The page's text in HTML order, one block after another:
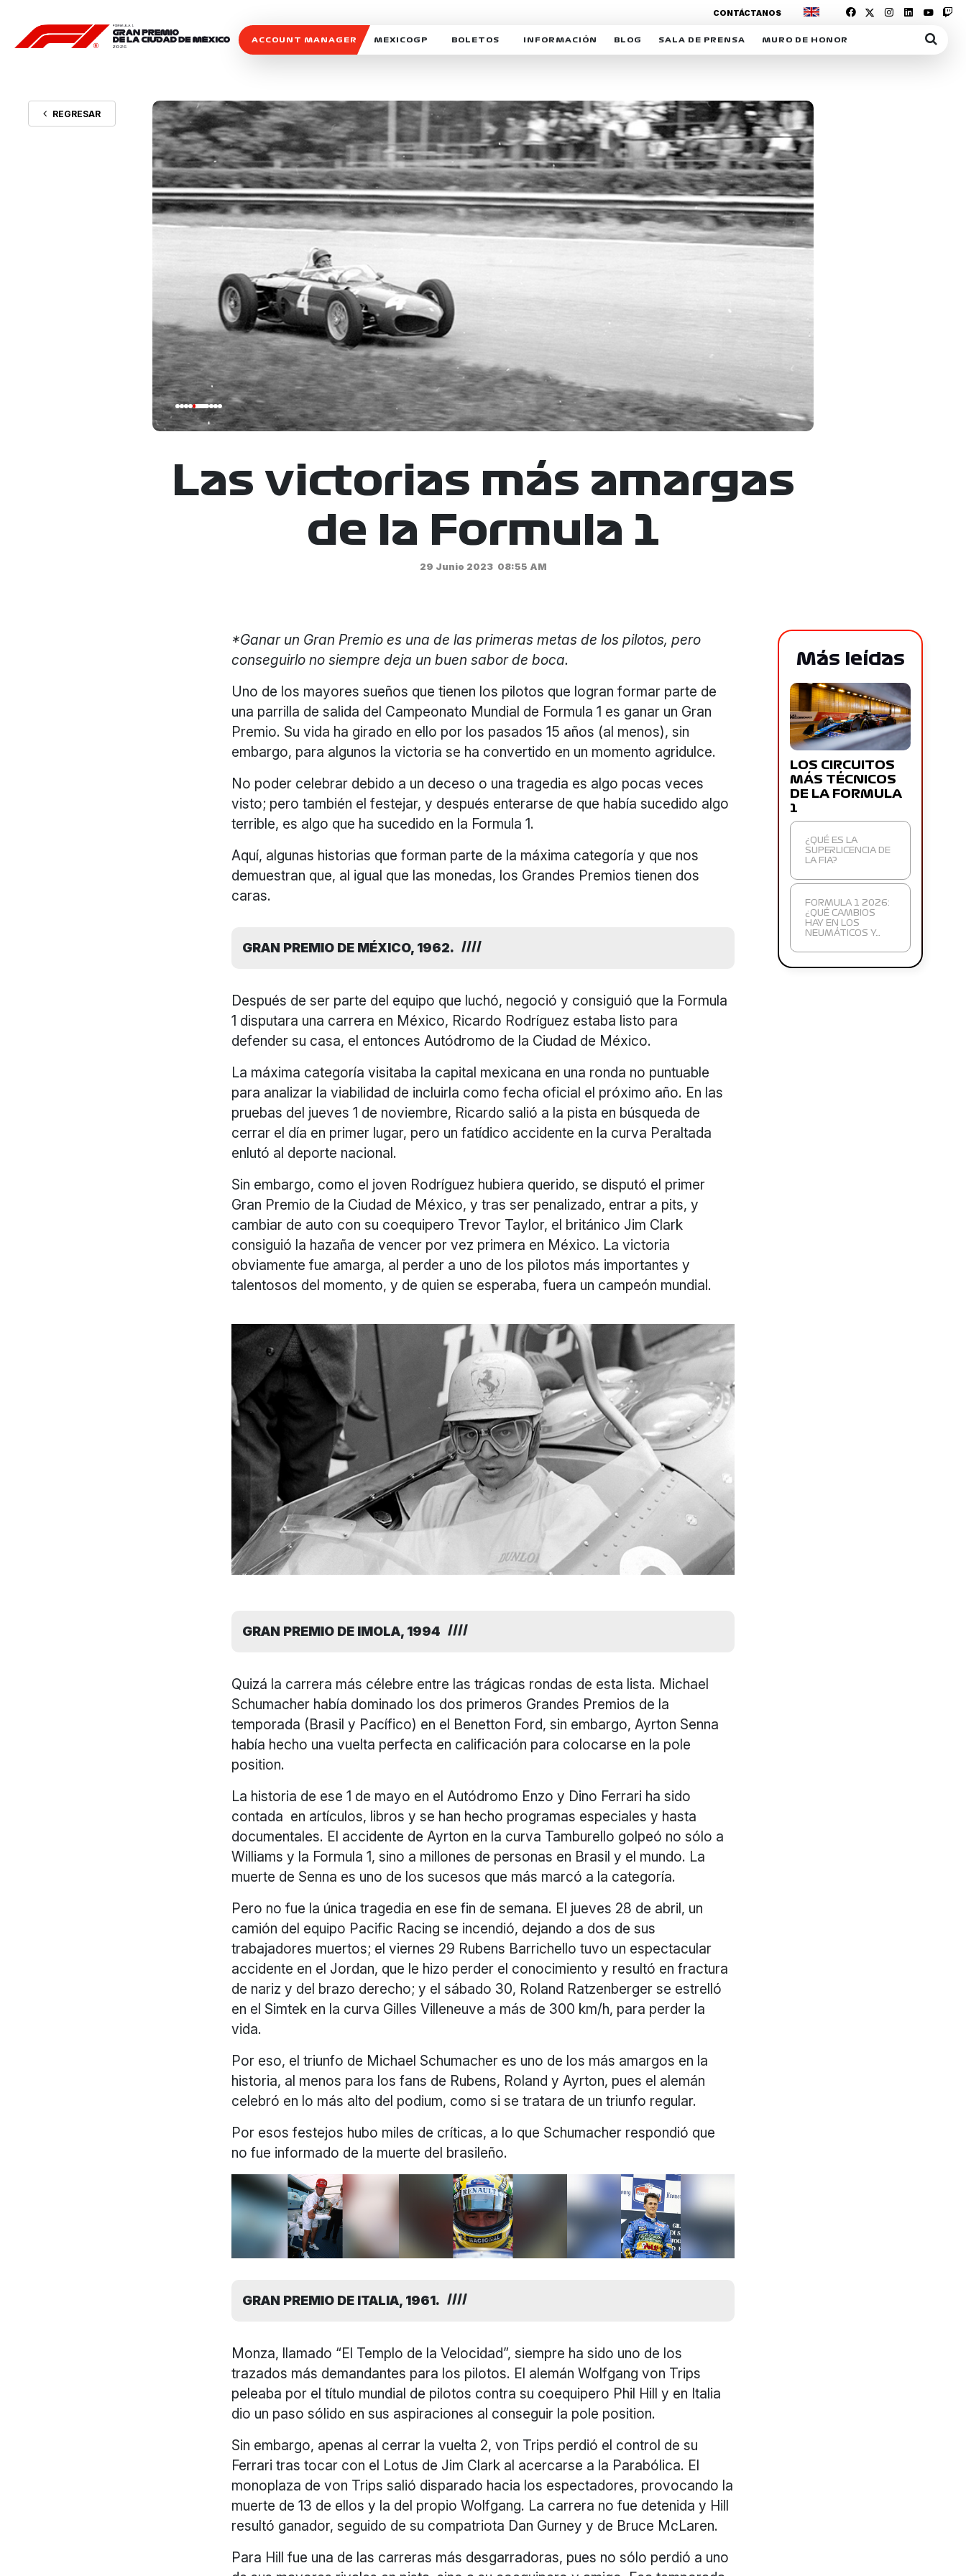
ACCOUNT MANAGER MEXICOGP
SOSTENIBILIDAD
CELEBRA CON NOSOTROS
BOLETOS INFORMACIÓN
DERECHO DE PRIMERA OPCIÓN
REFORESTEMOS JUNTOS
MOTORSPORT ACADEMY
VOLUNTARIOS
EXPOSICIÓN FOTOGRÁFICA
CAMPEONATO
BLOG
MEXICOGP
INTERACTIVOS
SALA DE PRENSA
ACREDITACIONES
MURO DE HONOR
CONTÁCTANOS
REGRESAR
Las victorias más amargas
de la Formula 1
29 Junio 2023 08:55 AM
*Ganar un Gran Premio es una de las primeras metas de los pilotos, pero
conseguirlo no siempre deja un buen sabor de boca.
Uno de los mayores sueños que tienen los pilotos que logran formar parte de
una parrilla de salida del Campeonato Mundial de Formula 1 es ganar un Gran
Premio. Su vida ha girado en ello por los pasados 15 años (al menos), sin
embargo, para algunos la victoria se ha convertido en un momento agridulce.
No poder celebrar debido a un deceso o una tragedia es algo pocas veces
visto; pero también el festejar, y después enterarse de que había sucedido algo
terrible, es algo que ha sucedido en la Formula 1.
Aquí, algunas historias que forman parte de la máxima categoría y que nos
demuestran que, al igual que las monedas, los Grandes Premios tienen dos
caras.
GRAN PREMIO DE MÉXICO, 1962.
Después de ser parte del equipo que luchó, negoció y consiguió que la Formula
1 disputara una carrera en México, Ricardo Rodríguez estaba listo para
defender su casa, el entonces Autódromo de la Ciudad de México.
La máxima categoría visitaba la capital mexicana en una ronda no puntuable
para analizar la viabilidad de incluirla como fecha oficial el próximo año. En las
pruebas del jueves 1 de noviembre, Ricardo salió a la pista en búsqueda de
cerrar el día en primer lugar, pero un fatídico accidente en la curva Peraltada
enlutó al deporte nacional.
Sin embargo, como el joven Rodríguez hubiera querido, se disputó el primer
Gran Premio de la Ciudad de México, y tras ser penalizado, entrar a pits, y
cambiar de auto con su coequipero Trevor Taylor, el británico Jim Clark
consiguió la hazaña de vencer por vez primera en México. La victoria
obviamente fue amarga, al perder a uno de los pilotos más importantes y
talentosos del momento, y de quien se esperaba, fuera un campeón mundial.
GRAN PREMIO DE IMOLA, 1994
Quizá la carrera más célebre entre las trágicas rondas de esta lista. Michael
Schumacher había dominado los dos primeros Grandes Premios de la
temporada (Brasil y Pacífico) en el Benetton Ford, sin embargo, Ayrton Senna
había hecho una vuelta perfecta en calificación para colocarse en la pole
position.
La historia de ese 1 de mayo en el Autódromo Enzo y Dino Ferrari ha sido
contada en artículos, libros y se han hecho programas especiales y hasta
documentales. El accidente de Ayrton en la curva Tamburello golpeó no sólo a
Williams y la Formula 1, sino a millones de personas en Brasil y el mundo. La
muerte de Senna es uno de los sucesos que más marcó a la categoría.
Pero no fue la única tragedia en ese fin de semana. El jueves 28 de abril, un
camión del equipo Pacific Racing se incendió, dejando a dos de sus
trabajadores muertos; el viernes 29 Rubens Barrichello tuvo un espectacular
accidente en el Jordan, que le hizo perder el conocimiento y resultó en fractura
de nariz y del brazo derecho; y el sábado 30, Roland Ratzenberger se estrelló
en el Simtek en la curva Gilles Villeneuve a más de 300 km/h, para perder la
vida.
Por eso, el triunfo de Michael Schumacher es uno de los más amargos en la
historia, al menos para los fans de Rubens, Roland y Ayrton, pues el alemán
celebró en lo más alto del podium, como si se tratara de un triunfo regular.
Por esos festejos hubo miles de críticas, a lo que Schumacher respondió que
no fue informado de la muerte del brasileño.
GRAN PREMIO DE ITALIA, 1961.
Monza, llamado “El Templo de la Velocidad”, siempre ha sido uno de los
trazados más demandantes para los pilotos. El alemán Wolfgang von Trips
peleaba por el título mundial de pilotos contra su coequipero Phil Hill y en Italia
dio un paso sólido en sus aspiraciones al conseguir la pole position.
Sin embargo, apenas al cerrar la vuelta 2, von Trips perdió el control de su
Ferrari tras tocar con el Lotus de Jim Clark al acercarse a la Parabólica. El
monoplaza de von Trips salió disparado hacia los espectadores, provocando la
muerte de 13 de ellos y la del propio Wolfgang. La carrera no fue detenida y Hill
resultó ganador, seguido de su compatriota Dan Gurney y de Bruce McLaren.
Para Hill fue una de las carreras más desgarradoras, pues no sólo perdió a uno
Más leídas
LOS CIRCUITOS
MÁS TÉCNICOS
DE LA FORMULA
1
¿QUÉ ES LA
SUPERLICENCIA DE
LA FIA?
FORMULA 1 2026:
¿QUÉ CAMBIOS
HAY EN LOS
NEUMÁTICOS Y…